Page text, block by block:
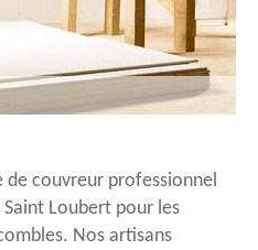
de couvreur professionnel
Loubert pour les
Nos artisans